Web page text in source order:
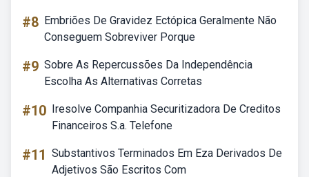
#8 Embriões De Gravidez Ectópica Geralmente Não
Conseguem Sobreviver Porque
#9 Sobre As Repercussões Da Independência
Escolha As Alternativas Corretas
#10 Iresolve Companhia Securitizadora De Creditos
Financeiros S.a. Telefone
#11 Substantivos Terminados Em Eza Derivados De
Adjetivos São Escritos Com